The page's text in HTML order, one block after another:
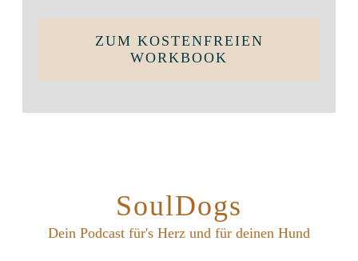
ZUM KOSTENFREIEN
WORKBOOK
SoulDogs
Dein Podcast für's Herz und für deinen Hund